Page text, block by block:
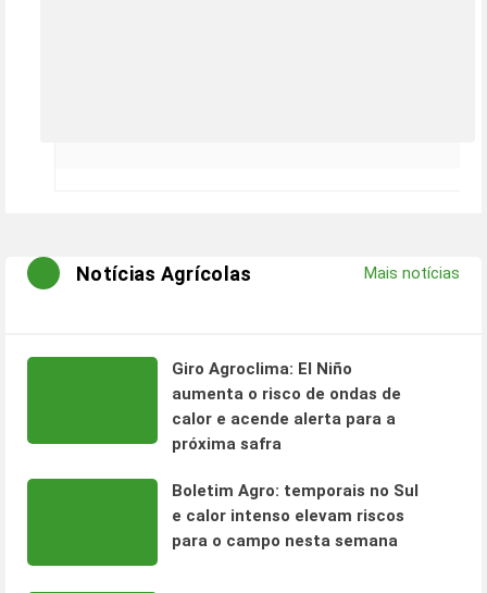
Notícias Agrícolas Mais notícias
Giro Agroclima: El Niño
aumenta o risco de ondas de
calor e acende alerta para a
próxima safra
Boletim Agro: temporais no Sul
e calor intenso elevam riscos
para o campo nesta semana